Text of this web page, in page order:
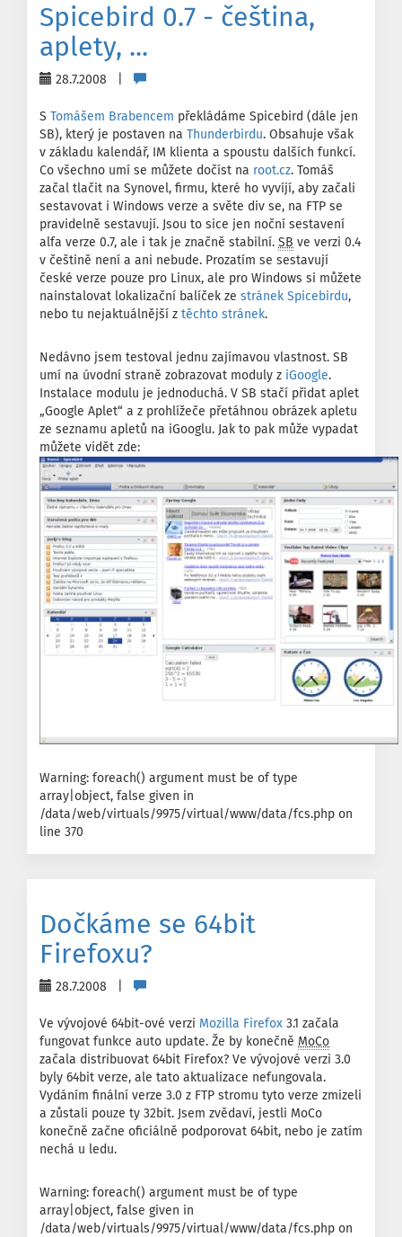
Spicebird 0.7 - čeština,
aplety, ...
28.7.2008 |
S Tomášem Brabencem překládáme Spicebird (dále jen
SB), který je postaven na Thunderbirdu. Obsahuje však
v základu kalendář, IM klienta a spoustu dalších funkcí.
Co všechno umí se můžete dočíst na root.cz. Tomáš
začal tlačit na Synovel, firmu, které ho vyvíjí, aby začali
sestavovat i Windows verze a světe div se, na FTP se
pravidelně sestavují. Jsou to sice jen noční sestavení
alfa verze 0.7, ale i tak je značně stabilní. SB ve verzi 0.4
v češtině není a ani nebude. Prozatím se sestavují
české verze pouze pro Linux, ale pro Windows si můžete
nainstalovat lokalizační balíček ze stránek Spicebirdu,
nebo tu nejaktuálnější z těchto stránek.
Nedávno jsem testoval jednu zajímavou vlastnost. SB
umí na úvodní straně zobrazovat moduly z iGoogle.
Instalace modulu je jednoduchá. V SB stačí přidat aplet
„Google Aplet“ a z prohlížeče přetáhnou obrázek apletu
ze seznamu apletů na iGooglu. Jak to pak může vypadat
můžete vidět zde:
Warning: foreach() argument must be of type
array|object, false given in
/data/web/virtuals/9975/virtual/www/data/fcs.php on
line 370
Dočkáme se 64bit
Firefoxu?
28.7.2008 |
Ve vývojové 64bit-ové verzi Mozilla Firefox 3.1 začala
fungovat funkce auto update. Že by konečně MoCo
začala distribuovat 64bit Firefox? Ve vývojové verzi 3.0
byly 64bit verze, ale tato aktualizace nefungovala.
Vydáním finální verze 3.0 z FTP stromu tyto verze zmizeli
a zůstali pouze ty 32bit. Jsem zvědaví, jestli MoCo
konečně začne oficiálně podporovat 64bit, nebo je zatím
nechá u ledu.
Warning: foreach() argument must be of type
array|object, false given in
/data/web/virtuals/9975/virtual/www/data/fcs.php on